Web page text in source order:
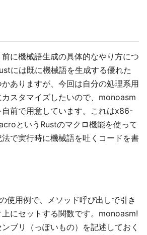
に機械語生成の具体的なやり方につ
には既に機械語を生成する優れた
ありますが、今回は自分の処理系用
スタマイズしたいので、monoasm
自前で用意しています。これはx86-
というRustのマクロ機能を使って
で実行時に機械語を吐くコードを書
使用例で、メソッド呼び出しで引き
にセットする関数です。monoasm!
ブリ（っぽいもの）を記述しておく